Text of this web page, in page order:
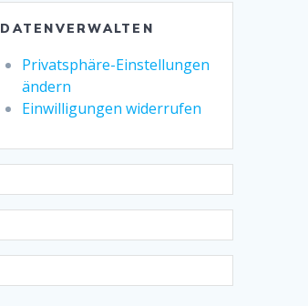
DATENVERWALTEN
Privatsphäre-Einstellungen
ändern
Einwilligungen widerrufen